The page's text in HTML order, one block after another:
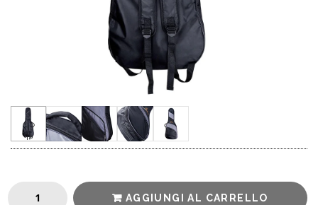
AGGIUNGI AL CARRELLO